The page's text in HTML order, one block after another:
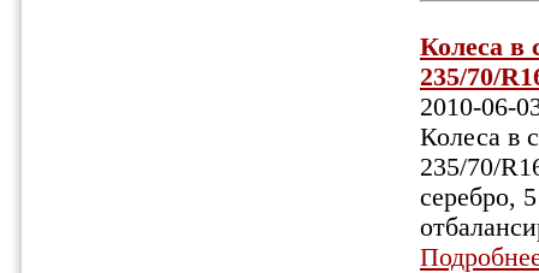
Колеса в
235/70/
2010-06-
Колеса в
235/70/
серебро,